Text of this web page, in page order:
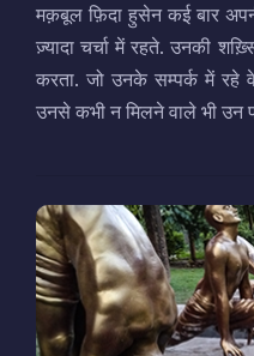
मक़बूल फ़िदा हुसेन कई बार
ज़्यादा चर्चा में रहते. उनकी
करता. जो उनके सम्पर्क में रहे
उनसे कभी न मिलने वाले भी उन